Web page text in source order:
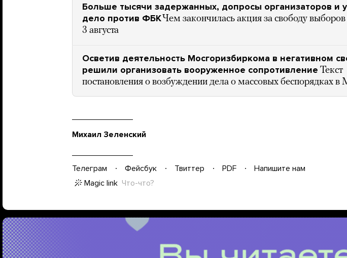
Больше тысячи задержанных, допросы организаторов и
дело против ФБКЧем закончилась акция за свободу
3 августа
Осветив деятельность Мосгоризбиркома в негативном
решили организовать вооруженное сопротивление Текст
постановления о возбуждении дела о массовых беспорядках в
Михаил Зеленский
Телеграм Фейсбук Твиттер PDF
Напишите нам
Magic link Что-что?